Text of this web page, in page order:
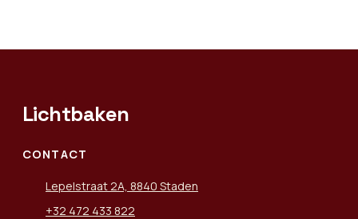
Lichtbaken
CONTACT
Lepelstraat 2A, 8840 Staden
+32 472 433 822